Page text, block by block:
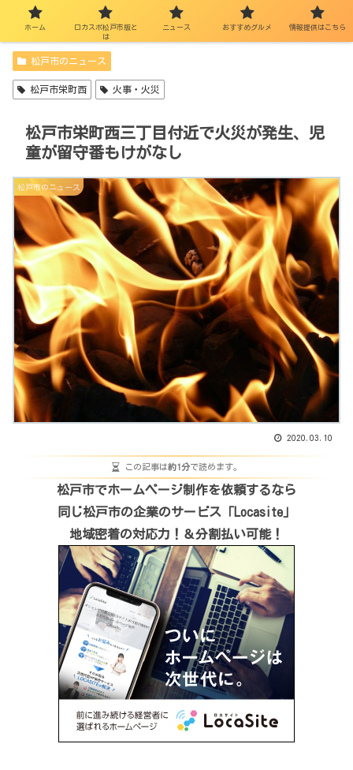
松戸市のニュース
松戸市栄町西 火事・火災
松戸市栄町西三丁目付近で火災が発生、児
童が留守番もけがなし
松戸市のニュース
2020.03.10
この記事は約1分で読めます。
松戸市でホームページ制作を依頼するなら
同じ松戸市の企業のサービス「Locasite」
地域密着の対応力！＆分割払い可能！
ホーム
ロカスポ松戸市版と
は
ニュース おすすめグルメ 情報提供はこちら